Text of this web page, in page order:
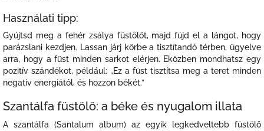
Használati tipp:
Gyújtsd meg a fehér zsálya füstölőt, majd fújd el a lángot, hogy
parázslani kezdjen. Lassan járj körbe a tisztítandó térben, ügyelve
arra, hogy a füst minden sarkot elérjen. Eközben mondhatsz egy
pozitív szándékot, például: „Ez a füst tisztítsa meg a teret minden
negatív energiától, és hozzon békét.”
Szantálfa füstölő: a béke és nyugalom illata
A szantálfa (Santalum album) az egyik legkedveltebb füstölő